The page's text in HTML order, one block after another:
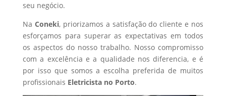
seu negócio.
Na Coneki, priorizamos a satisfação do cliente e nos
esforçamos para superar as expectativas em todos
os aspectos do nosso trabalho. Nosso compromisso
com a excelência e a qualidade nos diferencia, e é
por isso que somos a escolha preferida de muitos
profissionais Eletricistano Porto.